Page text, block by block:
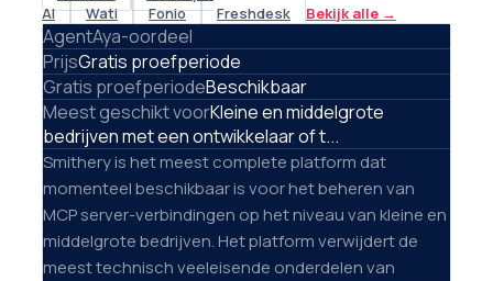
AI
Wati Fonio Freshdesk Bekijk alle →
AgentAya-oordeel
PrijsGratis proefperiode
Gratis proefperiodeBeschikbaar
Meest geschikt voorKleine en middelgrote
bedrijven met een ontwikkelaar of t...
Smithery is het meest complete platform dat
momenteel beschikbaar is voor het beheren van
MCP server-verbindingen op het niveau van kleine en
middelgrote bedrijven. Het platform verwijdert de
meest technisch veeleisende onderdelen van